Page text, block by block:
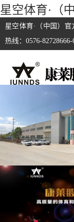
星空体育·（
星空体育·（中国）官
热线：0576-82728666-